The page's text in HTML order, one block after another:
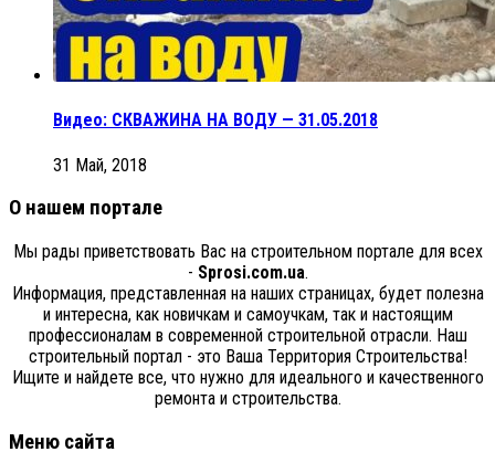
Видео: СКВАЖИНА НА ВОДУ — 31.05.2018
31 Май, 2018
О нашем портале
Мы рады приветствовать Вас на строительном портале для всех
- Sprosi.com.ua.
Информация, представленная на наших страницах, будет полезна
и интересна, как новичкам и самоучкам, так и настоящим
профессионалам в современной строительной отрасли. Наш
строительный портал - это Ваша Территория Строительства!
Ищите и найдете все, что нужно для идеального и качественного
ремонта и строительства.
Меню сайта